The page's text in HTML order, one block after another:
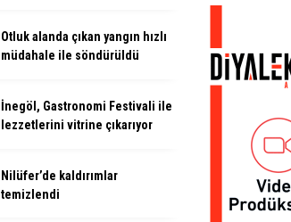
Otluk alanda çıkan yangın hızlı
müdahale ile söndürüldü
İnegöl, Gastronomi Festivali ile
lezzetlerini vitrine çıkarıyor
Nilüfer’de kaldırımlar
temizlendi